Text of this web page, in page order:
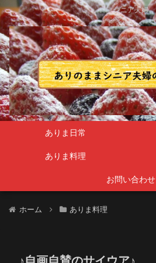
シニア夫婦
ありま日常
ありま料理
お問い合わせ
ホーム ありま料理